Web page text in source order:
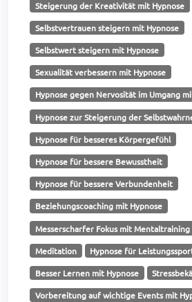
Steigerung der Kreativität mit Hypnose
Selbstvertrauen steigern mit Hypnose
Selbstwert steigern mit Hypnose
Sexualität verbessern mit Hypnose
Hypnose gegen Nervosität im Umgang
Hypnose zur Steigerung der
Hypnose für besseres Körpergefühl
Hypnose für bessere Bewusstheit
Hypnose für bessere Verbundenheit
Beziehungscoaching mit Hypnose
Messerscharfer Fokus mit Mentaltraining
Meditation Hypnose für
Besser Lernen mit Hypnose
Vorbereitung auf wichtige Events mit